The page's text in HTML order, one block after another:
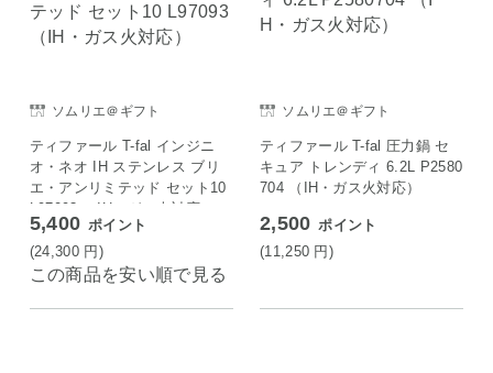
ソムリエ＠ギフト
ティファール T-fal インジニ
オ・ネオ IH ステンレス ブリ
エ・アンリミテッド セット10
L97093 （IH・ガス火対応）
5,400 ポイント
(24,300 円)
この商品を安い順で見る
ソムリエ＠ギフト
ティファール T-fal 圧力鍋 セ
キュア トレンディ 6.2L P2580
704 （IH・ガス火対応）
2,500 ポイント
(11,250 円)